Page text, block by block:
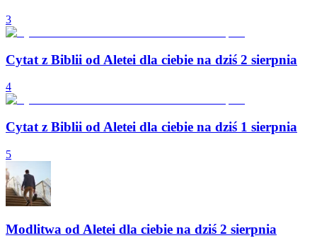
3
Cytat z Biblii od Aletei dla ciebie na dziś 2 sierpnia
4
Cytat z Biblii od Aletei dla ciebie na dziś 1 sierpnia
5
Modlitwa od Aletei dla ciebie na dziś 2 sierpnia